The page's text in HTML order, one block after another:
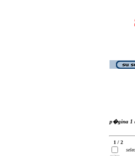
p�gina 1
1 / 2